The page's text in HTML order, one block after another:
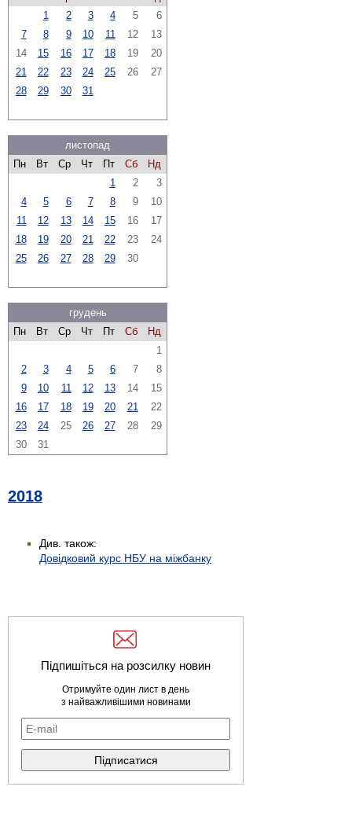
1
2 3 4 5
6
7
8 9 10 11 12
13
14
15 16 17 18 19
20
21
22 23 24 25 26
27
28
29 30 31
листопад
Пн
Вт Ср Чт Пт Сб
Нд
1
2
3
4
5 6 7 8 9
10
11
12 13 14 15 16
17
18
19 20 21 22 23
24
25
26 27 28 29 30
грудень
Пн
Вт Ср Чт Пт Сб
Нд
1
2
3 4 5 6 7
8
9
10 11 12 13 14
15
16
17 18 19 20 21
22
23
24 25 26 27 28
29
30
31
2018
Див. також:
Довідковий курс НБУ на міжбанку
Підпишіться на розсилку новин
Отримуйте один лист в день
з найважливішими новинами